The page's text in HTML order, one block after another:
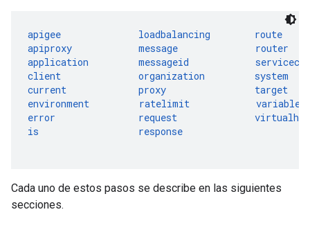
apigee loadbalancing
route
apiproxy
message
router
application
messageid
client
organization
system
current
proxy
target
environment
ratelimit
variable
error
request
is
response
Cada uno de estos pasos se describe en las siguientes
secciones.